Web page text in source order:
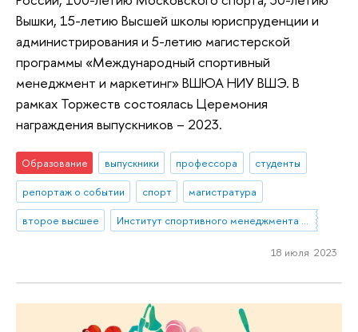
Вышки, 15-летию Высшей школы юриспруденции и
администрирования и 5-летию магистерской
программы «Международный спортивный
менеджмент и маркетинг» ВШЮА НИУ ВШЭ. В
рамках Торжеств состоялась Церемония
награждения выпускников – 2023.
Образование выпускники профессора
студенты
репортаж о событии
спорт
магистратура
второе высшее
Институт спортивного менеджмента и права
18 июля 2023